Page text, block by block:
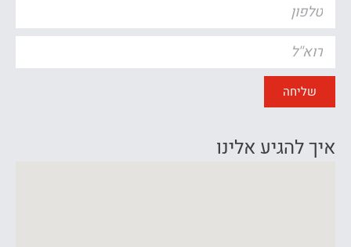
שליחה
איך להגיע אלינו